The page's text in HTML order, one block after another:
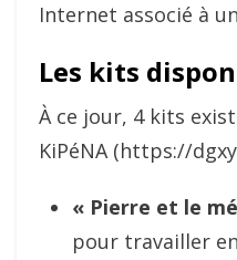
Internet associé à
Les kits
À ce jour, 4 kits
KiPéNA (https://
« Pierre et le
pour travailler